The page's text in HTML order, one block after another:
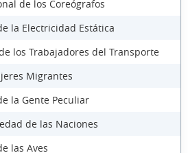
de los Coreógrafos
la Electricidad Estática
los Trabajadores del Transporte
Migrantes
la Gente Peculiar
de las Naciones
las Aves